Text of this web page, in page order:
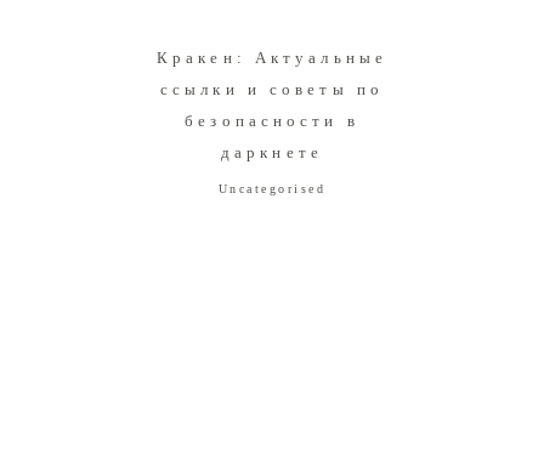
Кракен: Актуальные
ссылки и советы по
безопасности в
даркнете
Uncategorised